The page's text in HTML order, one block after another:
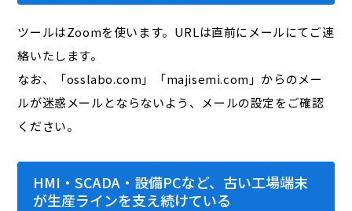
ツールはZoomを使います。URLは直前にメールにてご連
絡いたします。
なお、「osslabo.com」「majisemi.com」からのメー
ルが迷惑メールとならないよう、メールの設定をご確認
ください。
HMI・SCADA・設備PCなど、古い工場端末
が生産ラインを支え続けている